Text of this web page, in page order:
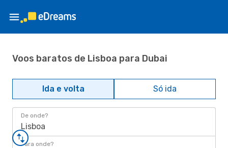
Voos baratos de Lisboa para Dubai
Ida e volta Só ida
De onde?
Lisboa
Para onde?